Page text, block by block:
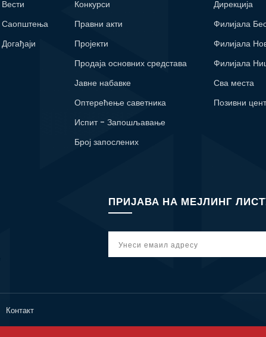
Вести
Саопштења
Догађаји
Конкурси
Правни акти
Пројекти
Продаја основних средстава
Јавне набавке
Оптерећење саветника
Испит - Запошљавање
Број запослених
Дирекција
Филијала
Филијала
Филијала
Сва места
Позивни
ПРИЈАВА НА МЕЈЛИНГ
Контакт